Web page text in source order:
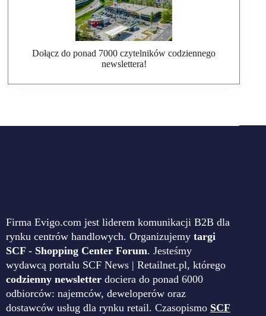
Dołącz do ponad 7000 czytelników codziennego
newslettera!
Firma Evigo.com jest liderem komunikacji B2B dla
rynku centrów handlowych. Organizujemy targi
SCF - Shopping Center Forum. Jesteśmy
wydawcą portalu SCF News | Retailnet.pl, którego
codzienny newsletter dociera do ponad 6000
odbiorców: najemców, deweloperów oraz
dostawców usług dla rynku retail. Czasopismo SCF